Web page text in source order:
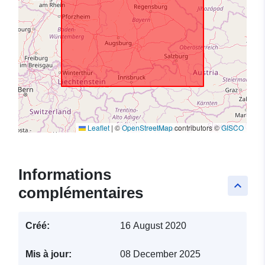
Leaflet | ©OpenStreetMapcontributors ©GISCO
keyboard_arrow_up
Informations
complémentaires
Créé: 16 August 2020
Mis à jour: 08 December 2025